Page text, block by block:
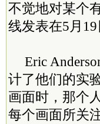
不觉地对某个
线发表在5月
Eric
计了他们的实
画面时，那个
每个画面所关